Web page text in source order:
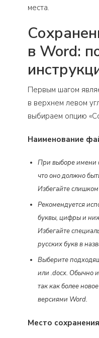
места.
в Word:
Первым шагом
в верхнем левом
выбираем опцию
Наименование
При выборе имени
что оно должно
Избегайте
Рекомендуется
буквы, цифры и
Избегайте
русских букв в
Выберите
или .docx. Обычно
так как более
версиями Word.
Место